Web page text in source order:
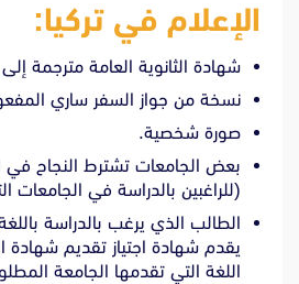
الإعلام في تركيا:
شهادة الثانوية العامة مترجمة إلى
نسخة من جواز السفر ساري
صورة شخصية.
(للراغبين بالدراسة في الجامعات
الطالب الذي يرغب بالدراسة
يقدم شهادة اجتياز تقديم شهادة
اللغة التي تقدمها الجامعة